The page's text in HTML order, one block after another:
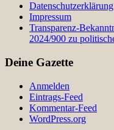
Datenschutzerklärung
Impressum
Transparenz-
2024/900 zu
Deine Gazette
Anmelden
Eintrags-Feed
Kommentar-Feed
WordPress.org